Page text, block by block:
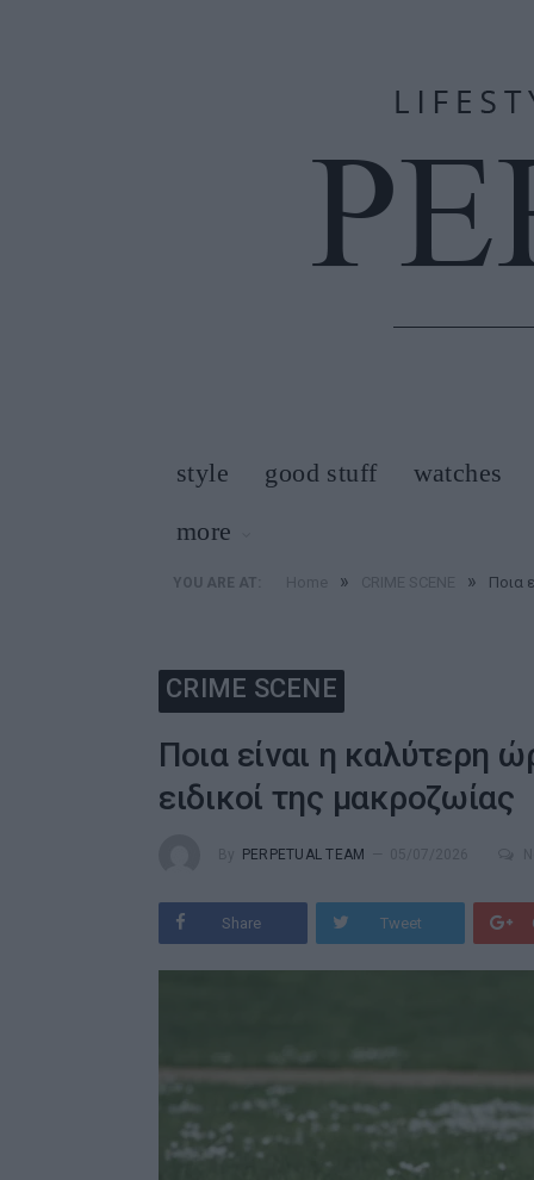
style good stuff watches
more
YOU ARE AT: » » Ποια
CRIME SCENE
Ποια είναι η καλύτερη
ειδικοί της μακροζωίας
PERPETUAL TEAM
Share Tweet